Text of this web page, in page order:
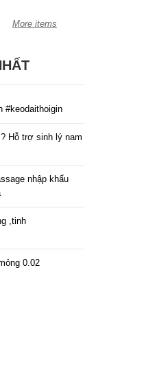
More items
#keodaithoigin
Hỗ trợ sinh lý nam
nhập khẩu
,tinh
0.02